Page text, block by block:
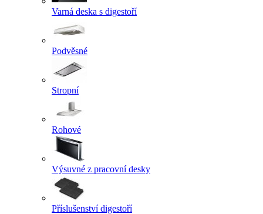
Varná deska s digestoří
Podvěsné
Stropní
Rohové
Výsuvné z pracovní desky
Příslušenství digestoří